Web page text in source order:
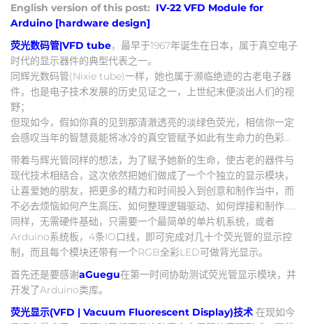
English version of this post: IV-22 VFD Module for
Arduino [hardware design]
荧光数码管|VFD tube，最早于1967年诞生在日本，属于真空电子
时代的显示器件的典型代表之一。
同辉光数码管(Nixie tube)一样，她也属于濒临绝迹的古老电子器
件，也是电子技术发展的历史见证之一，上世纪末便淡出人们的视
野；
但现如今，假如你真的见到那清澈透亮的淡绿色荧光，相信你一定
会感叹当年的智慧竟能将冰冷的真空管赋予如此有生命力的色彩…
带着与辉光管同样的想法，为了赋予她新的生命，使古老的器件与
现代技术相结合，这次依然把她们做成了一个个独立的显示模块，
让喜爱她的朋友，把更多的精力和时间投入到创意和制作当中，而
不必去烦恼如何产生高压、如何整理逻辑驱动、如何焊接和制作……
同样，无需硬件基础，只需要一个最简单的单片机系统，或者
Arduino系统板，4条IO口线，即可完成对几十个荧光管的显示控
制，而且每个模块还带有一个RGB全彩LED可做背光显示。
首先还是要感谢aGuegu在第一时间协助测试荧光管显示模块，并
开发了Arduino类库。
荧光显示(VFD | Vacuum Fluorescent Display)技术 在现如今